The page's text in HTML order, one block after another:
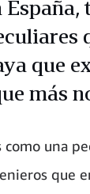
que
más
como una
que